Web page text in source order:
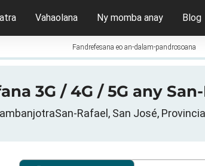
Vahaolana Ny momba anay Blog
Fandrefesana eo an-dalam-pandrosoana
3G / 4G / 5G any
Rafael, San José,